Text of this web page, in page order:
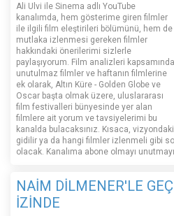
Ali Ulvi ile Sinema adlı YouTube
kanalımda, hem gösterime giren filmler
ile ilgili film eleştirileri bölümünü, hem de
mutlaka izlenmesi gereken filmler
hakkındaki önerilerimi sizlerle
paylaşıyorum. Film analizleri kapsamında,
unutulmaz filmler ve haftanın filmlerine
ek olarak, Altın Küre - Golden Globe ve
Oscar başta olmak üzere, uluslararası
film festivalleri bünyesinde yer alan
filmlere ait yorum ve tavsiyelerimi bu
kanalda bulacaksınız. Kısaca,
gidilir ya da hangi filmler izlenmeli gibi
olacak. Kanalıma abone olmayı
NAİM DİLMENER'LE
İZİNDE